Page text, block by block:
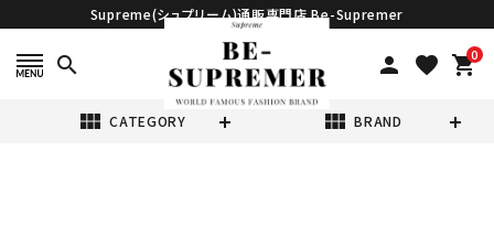
Supreme(シュプリーム)通販専門店 Be-Supremer
search person favorite 0
shopping_cart
view_module CATEGORY view_module BRAND